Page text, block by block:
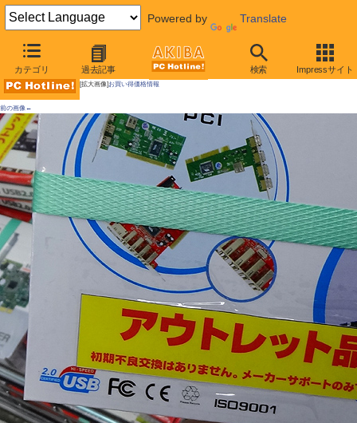
Powered by Translate
カテゴリ 過去記事 検索 Impressサイト
AKIBA PC Hotline!
[拡大画像]お買い得価格情報
前の画像←